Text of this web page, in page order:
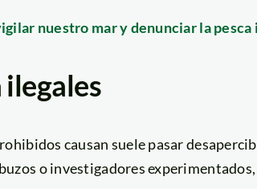
nuestro mar y denunciar la pesca
causan suele pasar
o investigadores